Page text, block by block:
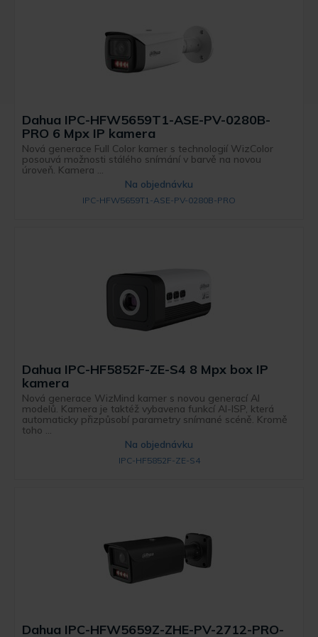
Dahua IPC-HFW5659T1-ASE-PV-0280B-
PRO 6 Mpx IP kamera
Nová generace Full Color kamer s technologií WizColor
posouvá možnosti stálého snímání v barvě na novou
úroveň. Kamera ...
Na objednávku
IPC-HFW5659T1-ASE-PV-0280B-PRO
Dahua IPC-HF5852F-ZE-S4 8 Mpx box IP
kamera
Nová generace WizMind kamer s novou generací AI
modelů. Kamera je taktéž vybavena funkcí AI-ISP, která
automaticky přizpůsobí parametry snímané scéně. Kromě
toho ...
Na objednávku
IPC-HF5852F-ZE-S4
Dahua IPC-HFW5659Z-ZHE-PV-2712-PRO-